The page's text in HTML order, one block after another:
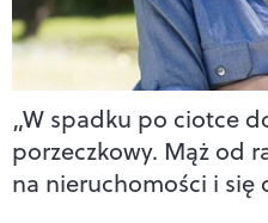
„W spadku po ciotce
porzeczkowy. Mąż od
na nieruchomości i się